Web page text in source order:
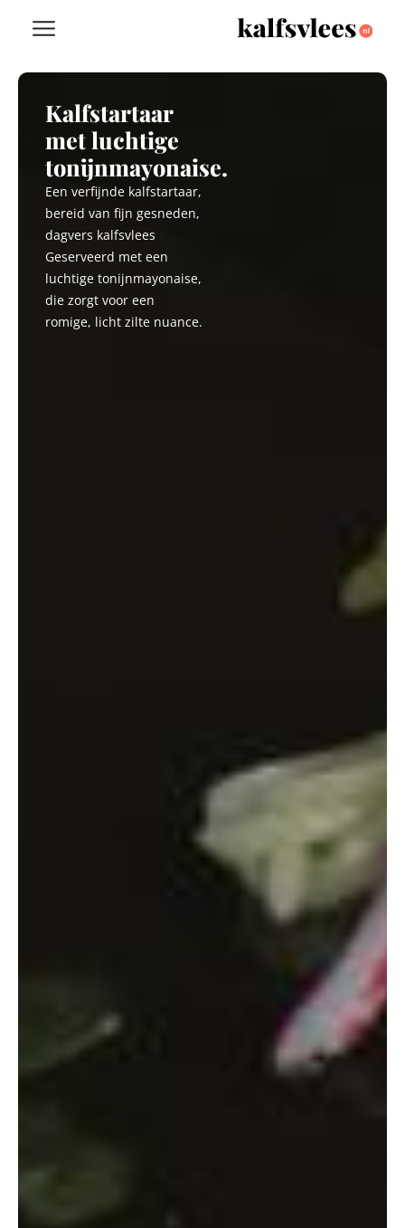
Kalfstartaar
met luchtige
tonijnmayonaise.
Een verfijnde kalfstartaar,
bereid van fijn gesneden,
dagvers kalfsvlees
Geserveerd met een
luchtige tonijnmayonaise,
die zorgt voor een
romige, licht zilte nuance.